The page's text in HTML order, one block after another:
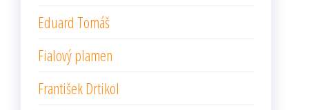
Eduard Tomáš
Fialový plamen
František Drtikol